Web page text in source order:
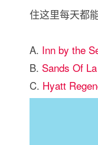
住这里每天都
A. Inn by the
B. Sands Of
C. Hyatt